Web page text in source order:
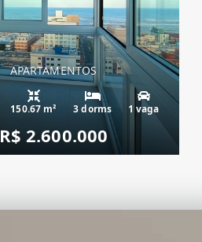
APARTAMENTOS
150.67 m² 3 dorms 1 vaga
R$ 2.600.000
apartamento frente mar